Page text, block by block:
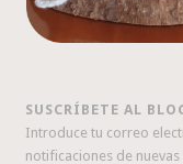
SUSCRÍBETE AL
Introduce tu correo
notificaciones de nuevas